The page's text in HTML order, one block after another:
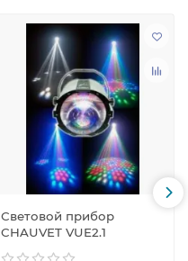
Световой прибор
CHAUVET VUE2.1